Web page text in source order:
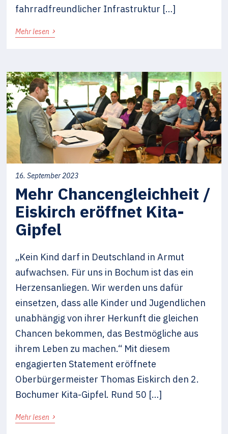
fahrradfreundlicher Infrastruktur […]
Mehr lesen ›
16. September 2023
Mehr Chancengleichheit /
Eiskirch eröffnet Kita-
Gipfel
„Kein Kind darf in Deutschland in Armut
aufwachsen. Für uns in Bochum ist das ein
Herzensanliegen. Wir werden uns dafür
einsetzen, dass alle Kinder und Jugendlichen
unabhängig von ihrer Herkunft die gleichen
Chancen bekommen, das Bestmögliche aus
ihrem Leben zu machen.“ Mit diesem
engagierten Statement eröffnete
Oberbürgermeister Thomas Eiskirch den 2.
Bochumer Kita-Gipfel. Rund 50 […]
Mehr lesen ›